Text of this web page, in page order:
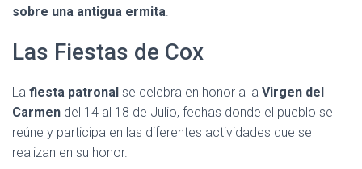
sobre una antigua ermita.
Las Fiestas de Cox
La fiesta patronal se celebra en honor a la Virgen del
Carmen del 14 al 18 de Julio, fechas donde el pueblo se
reúne y participa en las diferentes actividades que se
realizan en su honor.